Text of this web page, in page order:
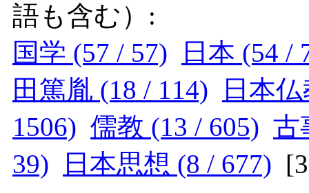
語も含む）:
国学 (57 / 57)
日本 (54 /
田篤胤 (18 / 114)
日本
1506) 儒教 (13 / 605) 古
39)
日本思想 (8 / 677) [